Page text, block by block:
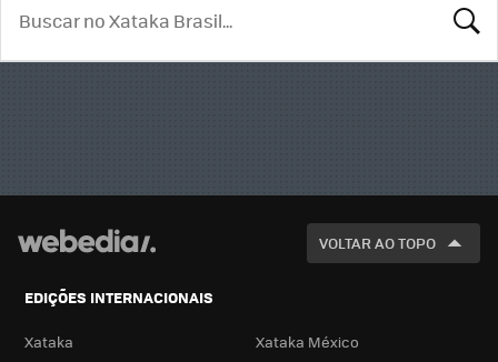
VOLTAR AO TOPO
EDIÇÕES INTERNACIONAIS
Xataka Xataka México